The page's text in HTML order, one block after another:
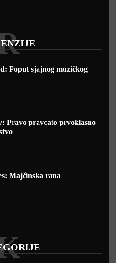
Poput sjajnog muzičkog
Pravo pravcato prvoklasno
Majčinska rana